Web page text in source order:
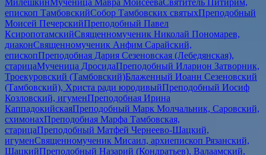
епископ ТамбовскийСобор Тамбовских святыхПреподобный
Моисей ПечерскийПреподобный Павел
КсиропотамскийСвященномученик Николай Пономарев,
диаконСвященномученик Анфим Сарайский,
епископПреподобная Дария Сезеновская (Лебедянская),
старицаМученица ДросидаПреподобный Иларион Затворник,
Троекуровский (Тамбовский)Блаженный Иоанн Сезеновский
(Тамбовский), Христа ради юродивыйПреподобный Иосиф
Козловский, игуменПреподобная Ирина
КаппадокийскаяПреподобный Марк Молчальник, Саровский,
схимонахПреподобная Марфа Тамбовская,
старицаПреподобный Матфей Чернеево-Шацкий,
игуменСвященномученик Мисаил, архиепископ Рязанский,
ШацкийПреподобный Назарий (Кондратьев), Валаамский,